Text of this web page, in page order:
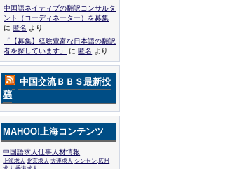
中国語ネイティブの翻訳コンサルタ
ント（コーディネーター）を募集
に 匿名 より
「【募集】経験豊富な日本語の翻訳
者を探しています」
に 匿名 より
中国交流ＢＢＳ最新投
稿
MAHOO!上海コンテンツ
中国語求人仕事人材情報
上海求人 北京求人 大連求人 シンセン,広州